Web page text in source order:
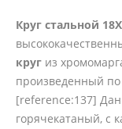
Круг стальной
круг из
произведенный
[reference:137]
горячекатаный, с